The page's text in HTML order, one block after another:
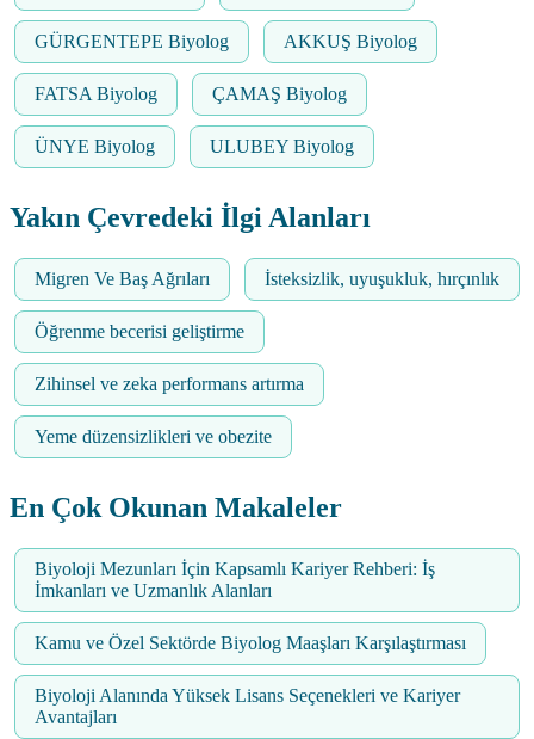
GÜRGENTEPE Biyolog AKKUŞ Biyolog
FATSA Biyolog ÇAMAŞ Biyolog
ÜNYE Biyolog ULUBEY Biyolog
Yakın Çevredeki İlgi Alanları
Migren Ve Baş Ağrıları İsteksizlik, uyuşukluk, hırçınlık
Öğrenme becerisi geliştirme
Zihinsel ve zeka performans artırma
Yeme düzensizlikleri ve obezite
En Çok Okunan Makaleler
Biyoloji Mezunları İçin Kapsamlı Kariyer Rehberi: İş
İmkanları ve Uzmanlık Alanları
Kamu ve Özel Sektörde Biyolog Maaşları Karşılaştırması
Biyoloji Alanında Yüksek Lisans Seçenekleri ve Kariyer
Avantajları